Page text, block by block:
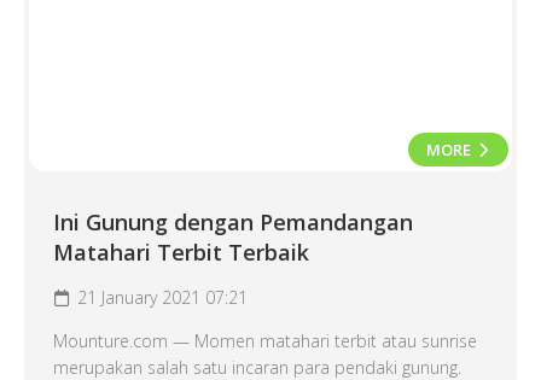
MORE
Ini Gunung dengan Pemandangan
Matahari Terbit Terbaik
21 January 2021 07:21
Mounture.com — Momen matahari terbit atau sunrise
merupakan salah satu incaran para pendaki gunung.